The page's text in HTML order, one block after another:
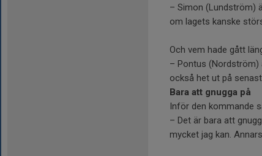
– Simon (Lundström)
om lagets kanske
Och vem hade gått
– Pontus (Nordström)
också het ut på
Bara att gnugga på
Inför den kommande
– Det är bara att
mycket jag kan.